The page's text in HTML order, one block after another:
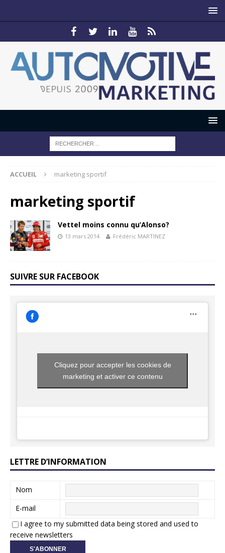
ACCUEIL marketing sportif
marketing sportif
Vettel moins connu qu’Alonso?
13 mars 2014 Frédéric MARTINEZ
SUIVRE SUR FACEBOOK
Cliquez pour accepter les cookies de
marketing et activer ce contenu
LETTRE D’INFORMATION
Nom
E-mail
I agree to my submitted data being stored and used to
receive newsletters